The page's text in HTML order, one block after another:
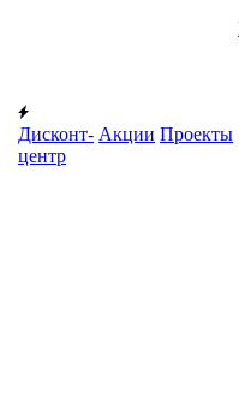
Дисконт-
центр
Акции Проекты